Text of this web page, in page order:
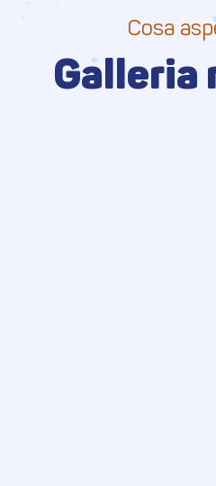
Cosa
Galleria